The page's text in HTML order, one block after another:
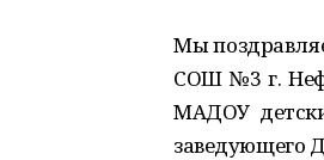
Мы
СОШ №3 г.
МАДОУ
заведующего